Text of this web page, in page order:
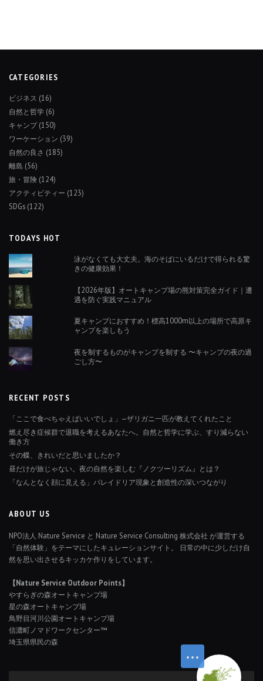
CATEGORIES
ビジネス (16)
自然と哲学 (6)
キャンプ(150)
ワーケーション (39)
自然の良さ (185)
離島 (56)
旅・冒険 (124)
アクティビティー (123)
SDGs (122)
TODAYS HOT
泳がなくても大丈夫。海のそばにいるだけで得られる驚
きの健康効果！
【2026年版】オートキャンプ場の熊対策完全ガイド｜遭
遇を防ぐ実践マニュアル
夏キャンプにおすすめ！標高1000m以上の場所で高原キ
ャンプを楽しもう
夜を制するものがキャンプを制する 〜キャンプの夜の過
ごし方〜
RECENT POSTS
「ここで食べちゃえばいいでしょ」—ザリガニ一匹が教えてくれたこと
燃え尽き症候群で退職を考えるあなたへ。自然と哲学に学ぶ、すり減らない
働き方
その蝶、きれいだと思いましたか？
昼だけが旅じゃない。夜の自然を楽しむ『ノクツーリズム』とは？
「なんとなく顔に見える」パレイドリア現象と創造性の深いつながり
ABOUT US
NPO法人 Nature Service と Nature Service Consulting 株式会社 が運営する
「自然体験」をテーマにしたキュレーションサイト。 日常の中に少しだけ自
然を思い出させるキッカケ作りをしています。
【Nature Service Outdoor Points】
やすらぎの森オートキャンプ場
星の森オートキャンプ場
鳥野目河川公園オートキャンプ場
信濃町ノマドワークセンター™
埼玉県県民の森